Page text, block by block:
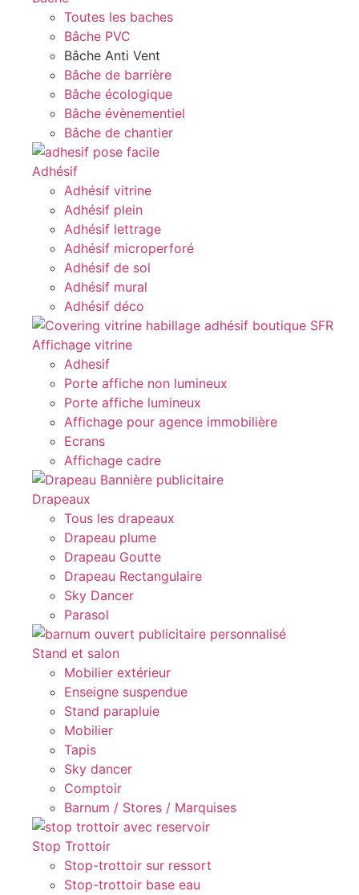
Toutes les baches
Bâche PVC
Bâche Anti Vent
Bâche de barrière
Bâche écologique
Bâche évènementiel
Bâche de chantier
Adhésif
Adhésif vitrine
Adhésif plein
Adhésif lettrage
Adhésif microperforé
Adhésif de sol
Adhésif mural
Adhésif déco
Affichage vitrine
Adhesif
Porte affiche non lumineux
Porte affiche lumineux
Affichage pour agence immobilière
Ecrans
Affichage cadre
Drapeaux
Tous les drapeaux
Drapeau plume
Drapeau Goutte
Drapeau Rectangulaire
Sky Dancer
Parasol
Stand et salon
Mobilier extérieur
Enseigne suspendue
Stand parapluie
Mobilier
Tapis
Sky dancer
Comptoir
Barnum / Stores / Marquises
Stop Trottoir
Stop-trottoir sur ressort
Stop-trottoir base eau